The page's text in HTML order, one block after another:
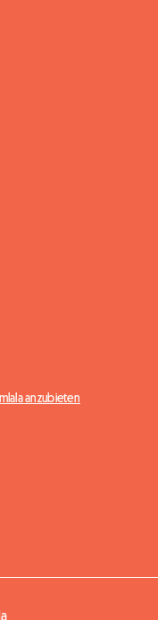
anzubieten